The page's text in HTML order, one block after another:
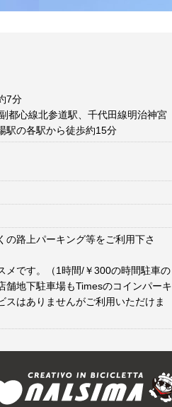
7分
都心線北参道駅、千代田線明治神宮
駅の各駅から徒歩約15分
路上パーキング等をご利用下さ
メです。（1時間/￥300の時間駐車の
舗地下駐車場もTimesのコインパーキ
スはありませんがご利用いただけま